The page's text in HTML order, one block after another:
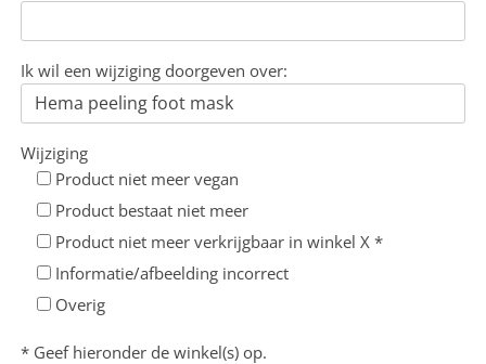
Ik wil een wijziging doorgeven over:
Wijziging
Product niet meer vegan
Product bestaat niet meer
Product niet meer verkrijgbaar in winkel X *
Informatie/afbeelding incorrect
Overig
* Geef hieronder de winkel(s) op.